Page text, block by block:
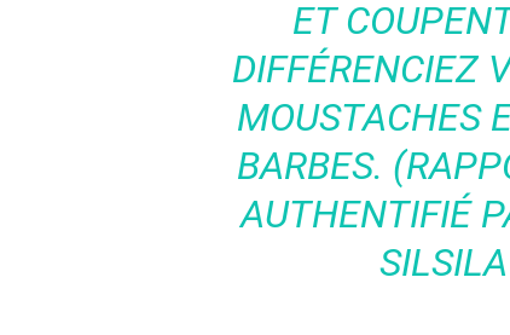
ET
DIFFÉRENCIEZ
MOUSTACHES
BARBES.
AUTHENTIFIÉ